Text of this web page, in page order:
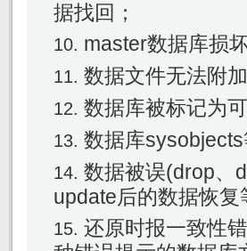
据找回；
master数据库损
数据文件无法附
数据库被标记为
数据库
数据被误(drop、
update后的数据恢复
还原时报一致性